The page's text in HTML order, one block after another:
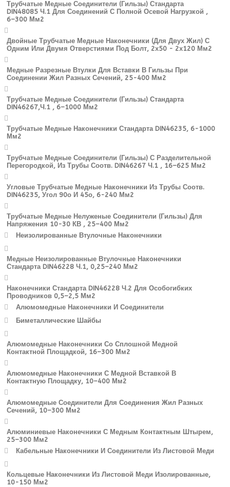
Трубчатые Медные Соединители (гильзы) Стандарта
DIN48085 Ч.1 Для Соединений С Полной Осевой Нагрузкой ,
6–300 Мм2
Двойные Трубчатые Медные Наконечники (для Двух Жил) С
Одним Или Двумя Отверстиями Под Болт, 2х50 - 2х120 Мм2
Медные Разрезные Втулки Для Вставки В Гильзы При
Соединении Жил Разных Сечений, 25-400 Мм2
Трубчатые Медные Соединители (гильзы) Стандарта
DIN46267,ч.1 , 6–1000 Мм2
Трубчатые Медные Наконечники Стандарта DIN46235, 6-1000
Мм2
Трубчатые Медные Соединители (гильзы) С Разделительной
Перегородкой, Из Трубы Соотв. DIN46267 Ч.1 , 16–625 Мм2
Угловые Трубчатые Медные Наконечники Из Трубы Соотв.
DIN46235, Угол 90о И 45о, 6-240 Мм2
Трубчатые Медные Нелуженые Соединители (гильзы) Для
Напряжения 10-30 КВ , 25–400 Мм2
Неизолированные Втулочные Наконечники
Медные Неизолированные Втулочные Наконечники
Стандарта DIN46228 Ч.1, 0,25–240 Мм2
Наконечники Стандарта DIN46228 Ч.2 Для Особогибких
Проводников 0,5–2,5 Мм2
Алюмомедные Наконечники И Соединители
Биметаллические Шайбы
Алюмомедные Наконечники Со Сплошной Медной
Контактной Площадкой, 16–300 Мм2
Алюмомедные Наконечники С Медной Вставкой В
Контактную Площадку, 10–400 Мм2
Алюмомедные Соединители Для Соединения Жил Разных
Сечений, 10–300 Мм2
Алюминиевые Наконечники С Медным Контактным Штырем,
25–300 Мм2
Кабельные Наконечники И Соединители Из Листовой Меди
Кольцевые Наконечники Из Листовой Меди Изолированные,
10-150 Мм2